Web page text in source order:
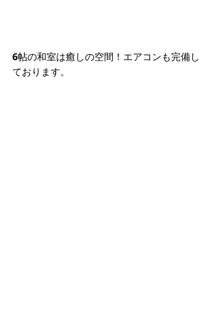
6帖の和室は癒しの空間！エアコンも完備し
ております。